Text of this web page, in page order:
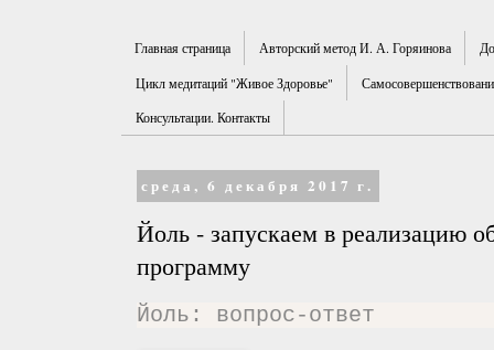
Главная страница Авторский метод И. А. Горяинова
Цикл медитаций "Живое Здоровье"
Консультации. Контакты
среда, 6 декабря 2017 г.
Йоль - запускаем в реализацию
программу
Йоль: вопрос-ответ